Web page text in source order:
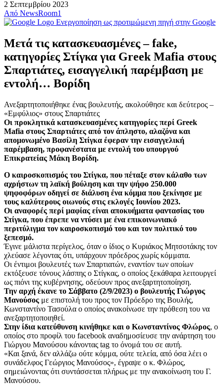
2 Σεπτεμβρίου 2023
Από NewsRoom1
Ενεργοποίηση ως προτιμώμενη πηγή στην Google
Μετά τις κατασκευασμένες – fake,
κατηγορίες Στίγκα για Greek Mafia στους
Σπαρτιάτες, εισαγγελική παρέμβαση με
εντολή… Βορίδη
Ανεξαρτητοποιήθηκε ένας βουλευτής, ακολούθησε και δεύτερος –
«Εμφύλιος» στους Σπαρτιάτες
Οι προκλητικά κατασκευασμένες κατηγορίες περί Greek
Mafia στους Σπαρτιάτες από τον άπληστο, αλαζόνα και
απομονωμένο Βασίλη Στίγκα έφεραν την εισαγγελική
παρέμβαση, προφανέστατα με εντολή του υπουργού
Επικρατείας Μάκη Βορίδη.
Ο καιροσκοπισμός του Στίγκα, που πέταξε στον κάλαθο των
αχρήστων τη λαϊκή βούληση και την ψήφο 250.000
ψηφοφόρων οδηγεί σε διάλυση ένα κόμμα που ξεκίνησε με
τους καλύτερους οιωνούς στις εκλογές Ιουνίου 2023.
Οι αναφορές περί μαφίας είναι αποκυήματα φαντασίας του
Στίγκα, που έπρεπε να ντύσει με ένα επικοινωνιακό
περιτύλιγμα τον καιροσκοπισμό του και τον πολιτικό του
ξεπεσμό.
Έγινε μάλιστα περίγελος, όταν ο ίδιος ο Κυριάκος Μητσοτάκης τον
χλεύασε λέγοντας ότι, υπάρχουν πρόεδρος χωρίς κόμματα.
Οι έντιμοι βουλευτές των Σπαρτιατών, εναντίον των οποίων
εκτόξευσε τόνους λάσπης ο Στίγκας, ο οποίος ξεκάθαρα λειτουργεί
ως πιόνι της κυβέρνησης, οδεύουν προς ανεξαρτητοποίηση.
Την αρχή έκανε το Σάββατο (2/9/2023) ο βουλευτής Γιώργος
Μανούσος με επιστολή του προς τον Πρόεδρο της Βουλής,
Κωνσταντίνο Τασούλα ο οποίος ανακοίνωσε την πρόθεση του να
ανεξαρτητοποιηθεί.
Στην ίδια κατεύθυνση κινήθηκε και ο Κωνσταντίνος Φλώρος, ο
οποίος στο προφίλ του facebook αναδημοσίευσε την ανάρτηση του
Γιώργου Μανούσου κάνοντας tag το όνομά του σε αυτή.
«Και ξανά, δεν αλλάζω ούτε κόμμα, ούτε τελεία, από όσα λέει ο
συνάδελφος Γεώργιος Μανούσος», έγραψε ο κ. Φλώρος,
σημειώνοντας ότι συντάσσεται πλήρως με την ανακοίνωση του Γ.
Μανούσου.